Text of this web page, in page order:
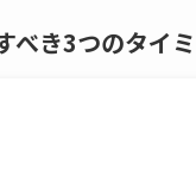
べき3つのタイ